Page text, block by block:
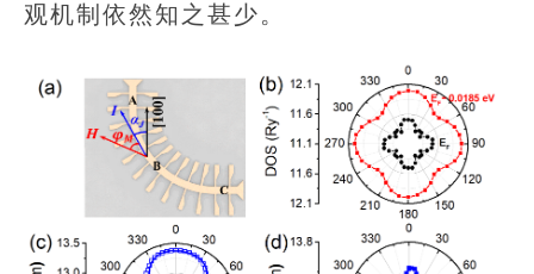
观机制依然知之甚少。